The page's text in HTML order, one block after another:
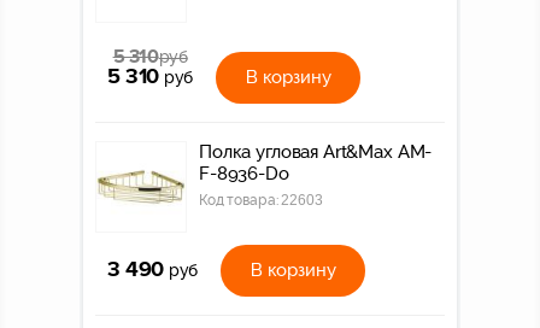
5 310руб
5 310 руб В корзину
Полка угловая Art&Max AM-
F-8936-Do
Код товара: 22603
3 490 руб В корзину